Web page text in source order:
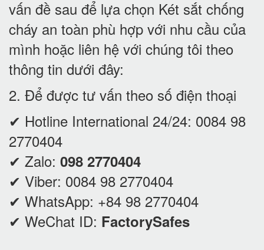
vấn đề sau để lựa chọn Két sắt chống
cháy an toàn phù hợp với nhu cầu của
mình hoặc liên hệ với chúng tôi theo
thông tin dưới đây:
2. Để được tư vấn theo số điện thoại
✔ Hotline International 24/24: 0084 98
2770404
✔ Zalo: 098 2770404
✔ Viber: 0084 98 2770404
✔ WhatsApp: +84 98 2770404
✔ WeChat ID: FactorySafes